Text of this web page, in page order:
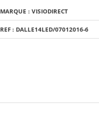
MARQUE : VISIODIRECT
REF : DALLE14LED/07012016-6